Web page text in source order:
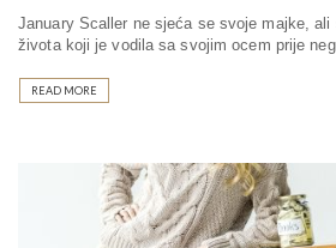
January Scaller ne sjeća se svoje majke,
života koji je vodila sa svojim ocem prije
READ MORE